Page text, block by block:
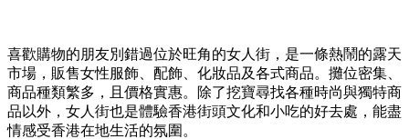
喜歡購物的朋友別錯過位於旺角的女人街，是一條熱鬧的露天
市場，販售女性服飾、配飾、化妝品及各式商品。攤位密集、
商品種類繁多，且價格實惠。除了挖寶尋找各種時尚與獨特商
品以外，女人街也是體驗香港街頭文化和小吃的好去處，能盡
情感受香港在地生活的氛圍。